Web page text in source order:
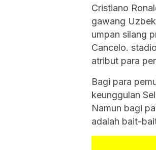
Cristiano
gawang
umpan silang
Cancelo.
atribut para
Bagi para
keunggulan
Namun bagi
adalah bait-